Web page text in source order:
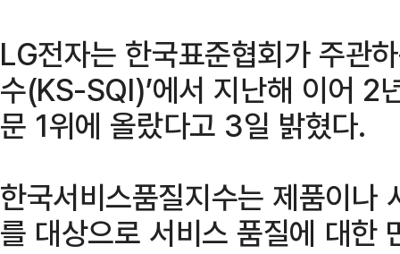
LG전자는 한국표준협회가 주관
수(KS-SQI)’에서 지난해 이어 2
문 1위에 올랐다고 3일 밝혔다.
한국서비스품질지수는 제품이나
를 대상으로 서비스 품질에 대한